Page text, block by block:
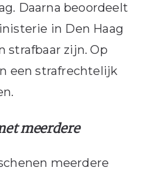
Daarna beoordeelt
in Den Haag
strafbaar zijn. Op
een strafrechtelijk
meerdere
meerdere